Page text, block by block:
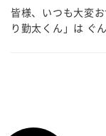
皆様、いつも大変
り勤太くん」は ぐ